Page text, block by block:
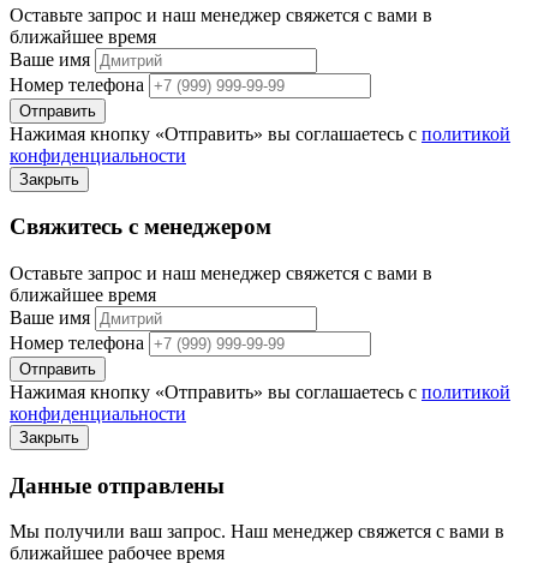
Оставьте запрос и наш менеджер свяжется с вами в
ближайшее время
Ваше имя
Номер телефона
Отправить
Нажимая кнопку «Отправить» вы соглашаетесь с политикой
конфиденциальности
Закрыть
Свяжитесь с менеджером
Оставьте запрос и наш менеджер свяжется с вами в
ближайшее время
Ваше имя
Номер телефона
Отправить
Нажимая кнопку «Отправить» вы соглашаетесь с политикой
конфиденциальности
Закрыть
Данные отправлены
Мы получили ваш запрос. Наш менеджер свяжется с вами в
ближайшее рабочее время